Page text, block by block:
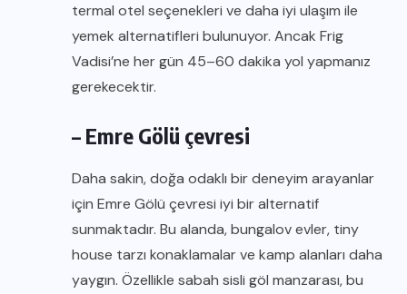
termal otel seçenekleri ve daha iyi ulaşım ile
yemek alternatifleri bulunuyor. Ancak Frig
Vadisi’ne her gün 45–60 dakika yol yapmanız
gerekecektir.
– Emre Gölü çevresi
Daha sakin, doğa odaklı bir deneyim arayanlar
için Emre Gölü çevresi iyi bir alternatif
sunmaktadır. Bu alanda, bungalov evler, tiny
house tarzı konaklamalar ve kamp alanları daha
yaygın. Özellikle sabah sisli göl manzarası, bu